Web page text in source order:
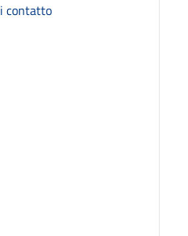
contatto